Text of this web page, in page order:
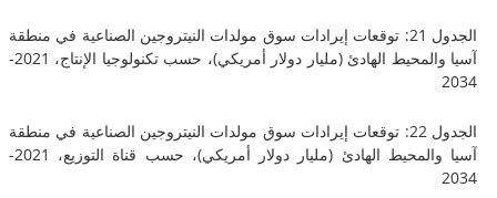
الجدول 21: توقعات إيرادات سوق مولدات النيتروجين الصناعية في منطقة
آسيا والمحيط الهادئ (مليار دولار أمريكي)، حسب تكنولوجيا الإنتاج، 2021-
الجدول 22: توقعات إيرادات سوق مولدات النيتروجين الصناعية في منطقة